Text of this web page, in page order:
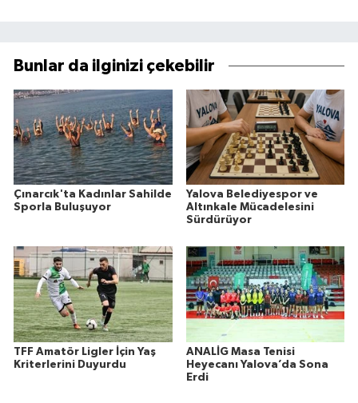
Bunlar da ilginizi çekebilir
Çınarcık'ta Kadınlar Sahilde
Sporla Buluşuyor
Yalova Belediyespor ve
Altınkale Mücadelesini
Sürdürüyor
TFF Amatör Ligler İçin Yaş
Kriterlerini Duyurdu
ANALİG Masa Tenisi
Heyecanı Yalova’da Sona
Erdi